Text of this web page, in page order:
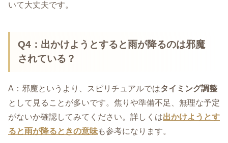
いて大丈夫です。
Q4：出かけようとすると雨が降るのは邪魔
されている？
A：邪魔というより、スピリチュアルではタイミング調整
として見ることが多いです。焦りや準備不足、無理な予定
がないか確認してみてください。詳しくは出かけようとす
ると雨が降るときの意味も参考になります。